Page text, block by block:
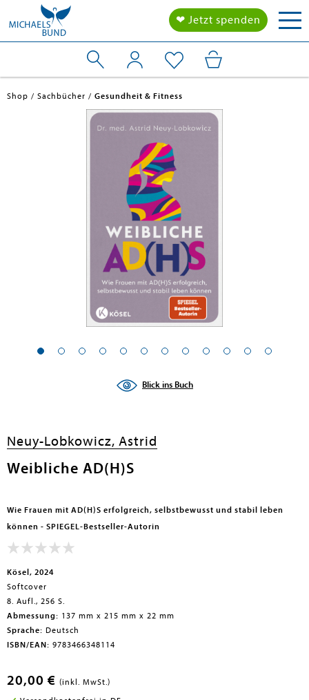
❤ Jetzt spenden
Shop Sachbücher Gesundheit & Fitness
Blick ins Buch
Neuy-Lobkowicz, Astrid
Weibliche AD(H)S
Wie Frauen mit AD(H)S erfolgreich, selbstbewusst und stabil leben
können - SPIEGEL-Bestseller-Autorin
Kösel, 2024
Softcover
8. Aufl., 256 S.
Abmessung: 137 mm x 215 mm x 22 mm
Sprache: Deutsch
ISBN/EAN: 9783466348114
20,00 € (inkl. MwSt.)